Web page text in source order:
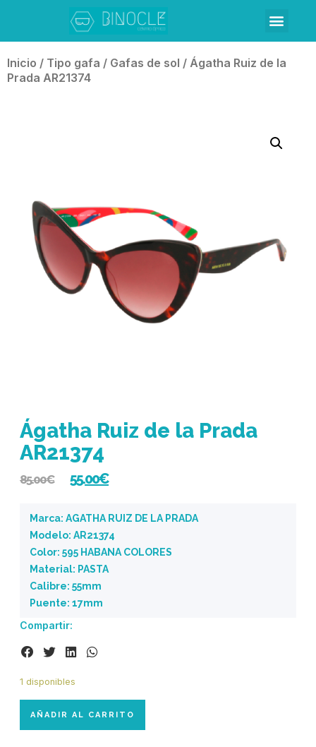
Inicio / Tipo gafa / Gafas de sol / Ágatha Ruiz de la
Prada AR21374
Ágatha Ruiz de la Prada
AR21374
85.00€ 55.00€
Marca: AGATHA RUIZ DE LA PRADA
Modelo: AR21374
Color: 595 HABANA COLORES
Material: PASTA
Calibre: 55mm
Puente: 17mm
Compartir:
1 disponibles
AÑADIR AL CARRITO